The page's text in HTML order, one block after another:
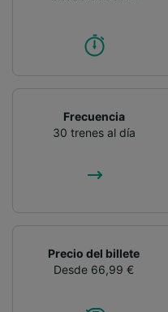
Frecuencia
30 trenes al día
Precio del billete
Desde 66,99 €